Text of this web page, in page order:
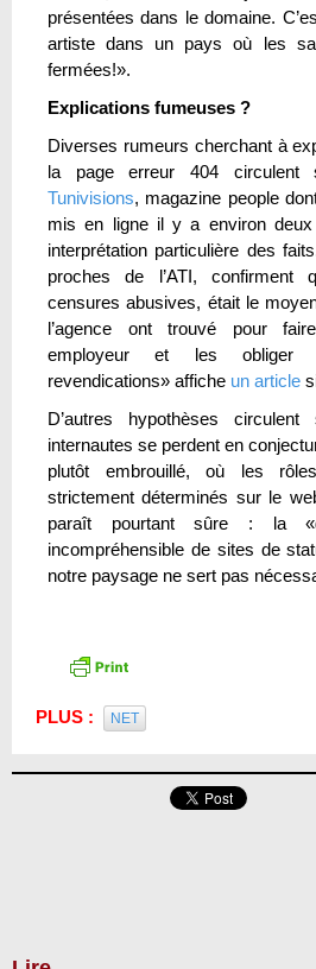
présentées dans le domaine.
artiste dans un pays où les
fermées!».
Explications fumeuses ?
Diverses rumeurs cherchant à
la page erreur 404 circulent
Tunivisions, magazine people
mis en ligne il y a environ
interprétation particulière des
proches de l’ATI, confirment
censures abusives, était le
l’agence ont trouvé pour
employeur et les obliger
revendications» affiche un article
D’autres hypothèses
internautes se perdent en
plutôt embrouillé, où les
strictement déterminés sur le
paraît pourtant sûre : la
incompréhensible de sites de
notre paysage ne sert pas
PLUS : NET